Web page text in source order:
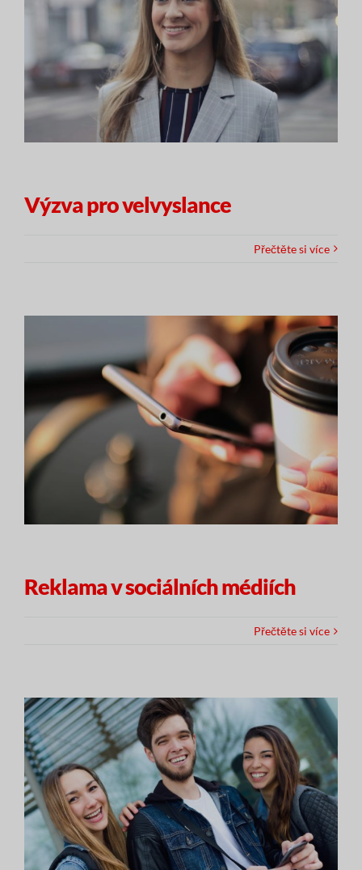
Výzva pro velvyslance
Přečtěte si více
Reklama v sociálních médiích
Přečtěte si více